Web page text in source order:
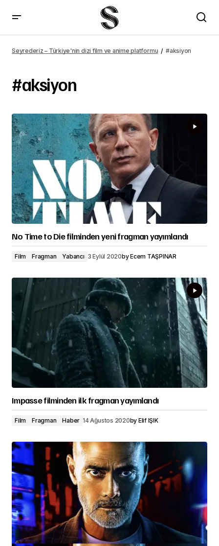
Seyrederiz – Türkiye'nin dizi film ve anime platformu #aksiyon
#aksiyon
No Time to Die filminden yeni fragman yayımlandı
Film Fragman Yabancı 3 Eylül 2020byEcem TAŞPINAR
Impasse filminden ilk fragman yayımlandı
Film Fragman Haber 14 Ağustos 2020by Elif IŞIK